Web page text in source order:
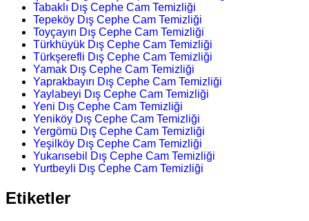
Tabaklı Dış Cephe Cam Temizliği
Tepeköy Dış Cephe Cam Temizliği
Toyçayırı Dış Cephe Cam Temizliği
Türkhüyük Dış Cephe Cam Temizliği
Türkşerefli Dış Cephe Cam Temizliği
Yamak Dış Cephe Cam Temizliği
Yaprakbayırı Dış Cephe Cam Temizliği
Yaylabeyi Dış Cephe Cam Temizliği
Yeni Dış Cephe Cam Temizliği
Yeniköy Dış Cephe Cam Temizliği
Yergömü Dış Cephe Cam Temizliği
Yeşilköy Dış Cephe Cam Temizliği
Yukarısebil Dış Cephe Cam Temizliği
Yurtbeyli Dış Cephe Cam Temizliği
Etiketler